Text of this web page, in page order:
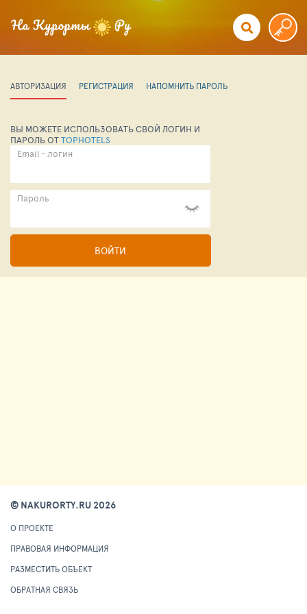
АВТОРИЗАЦИЯ РЕГИСТРАЦИЯ НАПОМНИТЬ ПАРОЛЬ
ВЫ МОЖЕТЕ ИСПОЛЬЗОВАТЬ СВОЙ ЛОГИН И
ПАРОЛЬ ОТTOPHOTELS
Email - логин
Пароль
ВОЙТИ
© NAKURORTY.RU 2026
О ПРОЕКТЕ
ПРАВОВАЯ ИНФОРМАЦИЯ
РАЗМЕСТИТЬ ОБЪЕКТ
ОБРАТНАЯ СВЯЗЬ